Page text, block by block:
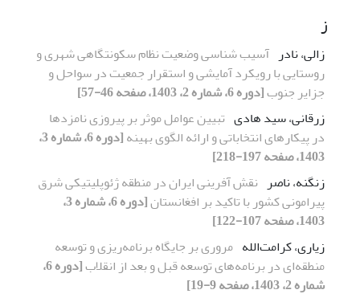
ز
زالی، نادر آسیب شناسی وضعیت نظام سکونتگاهی شهری و
روستایی با رویکرد آمایشی و استقرار جمعیت در سواحل و
جزایر جنوب[دوره 6، شماره 2، 1403، صفحه 46-57]
زرقانی، سید هادی تبیین عوامل موثر بر پیروزی نامزدها
در پیکارهای انتخاباتی و ارائه الگوی بهینه
[دوره 6، شماره 3،
1403، صفحه 197-218]
زنگنه، ناصر نقش آفرینی ایران در منطقه ژئوپلیتیکی شرق
پیرامونی کشور با تاکید بر افغانستان
[دوره 6، شماره 3،
1403، صفحه 107-122]
زیاری، کرامت‌الله مروری بر جایگاه برنامه‌ریزی و توسعه‌
منطقه‌ای در برنامه‌های توسعه قبل و بعد از انقلاب
[دوره 6،
شماره 2، 1403، صفحه 9-19]